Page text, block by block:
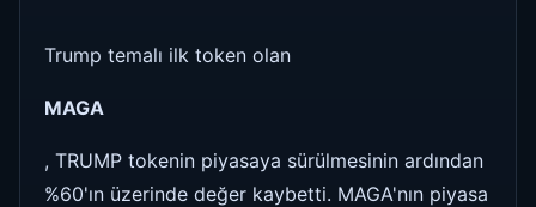
Trump temalı ilk token olan
MAGA
, TRUMP tokenin piyasaya sürülmesinin ardından
%60'ın üzerinde değer kaybetti. MAGA'nın piyasa